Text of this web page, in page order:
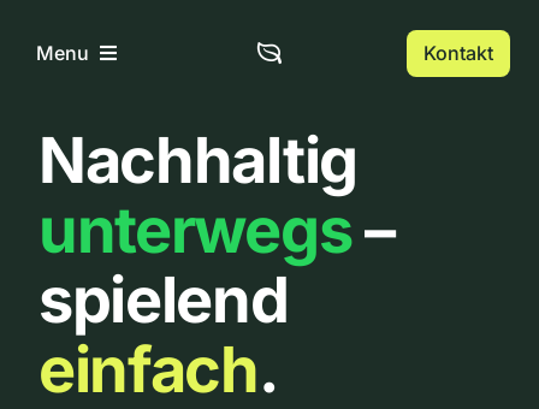
InhaltMenu
Home
Über uns
Urbanlist
Kontakt
Nachhaltig
unterwegs–
spielend
einfach.